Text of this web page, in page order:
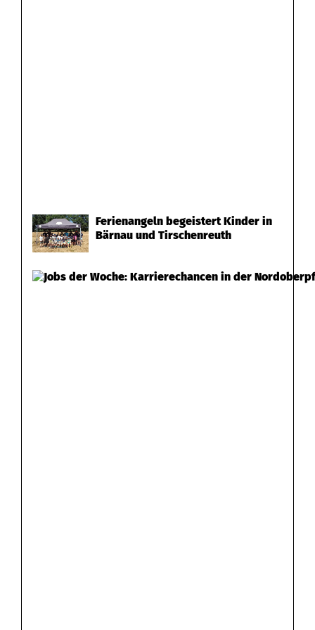
Ferienangeln begeistert Kinder in
Bärnau und Tirschenreuth